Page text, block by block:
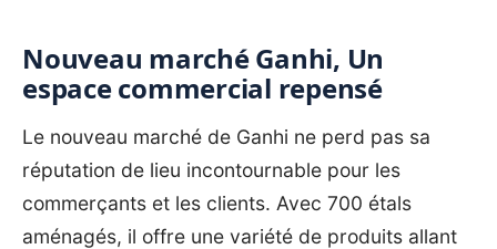
Nouveau marché Ganhi, Un
espace commercial repensé
Le nouveau marché de Ganhi ne perd pas sa
réputation de lieu incontournable pour les
commerçants et les clients. Avec 700 étals
aménagés, il offre une variété de produits allant